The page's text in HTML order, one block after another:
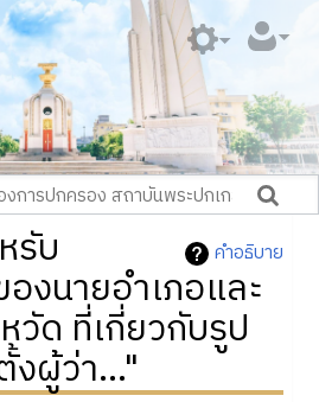
คำอธิบาย
รับ
งนายอำเภอและ
วัด ที่เกี่ยวกับรูป
งผู้ว่า..."